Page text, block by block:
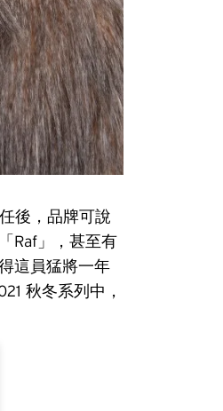
後，品牌可說
Raf」，甚至有
這員猛將一年
秋冬系列中，